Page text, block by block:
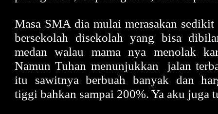
Masa SMA dia mulai merasakan
bersekolah disekolah yang bisa
medan walau mama nya menolak
Namun Tuhan menunjukkan jalan
itu sawitnya berbuah banyak dan
tiggi bahkan sampai 200%. Ya aku juga